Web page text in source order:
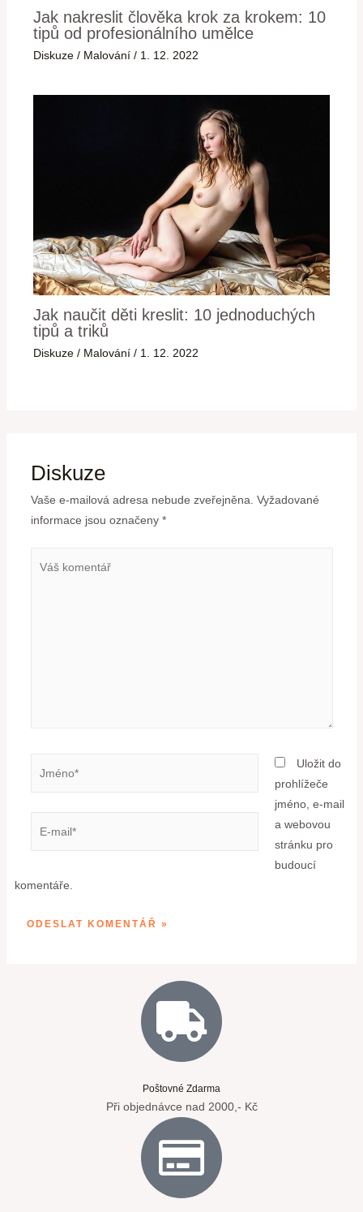
Jak nakreslit člověka krok za krokem: 10
tipů od profesionálního umělce
Diskuze / Malování / 1. 12. 2022
Jak naučit děti kreslit: 10 jednoduchých
tipů a triků
Diskuze / Malování / 1. 12. 2022
Diskuze
Vaše e-mailová adresa nebude zveřejněna. Vyžadované
informace jsou označeny *
Uložit do
prohlížeče
jméno, e-mail
a webovou
stránku pro
budoucí
komentáře.
Poštovné Zdarma
Při objednávce nad 2000,- Kč